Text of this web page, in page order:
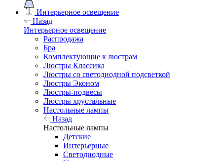
Интерьерное освещение
Назад
Интерьерное освещение
Распродажа
Бра
Комплектующие к люстрам
Люстры Классика
Люстры со светодиодной подсветкой
Люстры Эконом
Люстры-подвесы
Люстры хрустальные
Настольные лампы
Назад
Настольные лампы
Детские
Интерьерные
Светодиодные